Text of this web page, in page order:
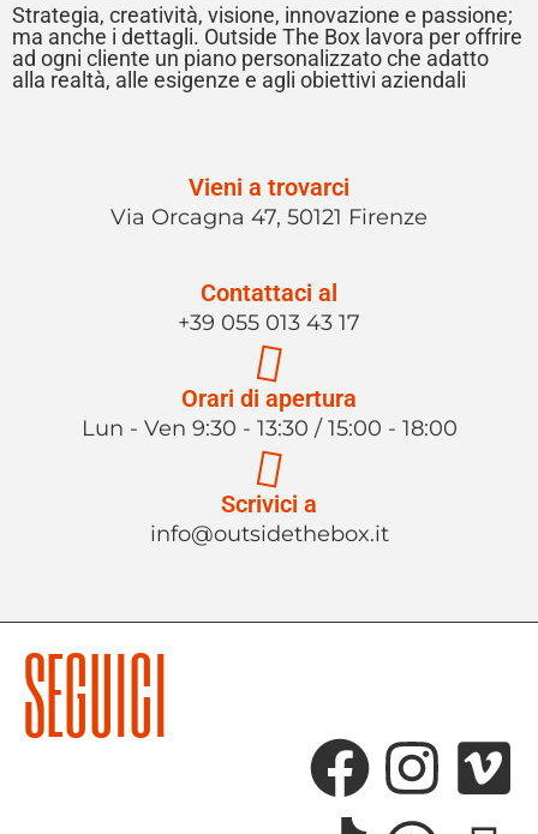
Strategia, creatività, visione, innovazione e passione;
ma anche i dettagli. Outside The Box lavora per offrire
ad ogni cliente un piano personalizzato che adatto
alla realtà, alle esigenze e agli obiettivi aziendali
Vieni a trovarci
Via Orcagna 47, 50121 Firenze
Contattaci al
+39 055 013 43 17
Orari di apertura
Lun - Ven 9:30 - 13:30 / 15:00 - 18:00
Scrivici a
info@outsidethebox.it
SEGUICI